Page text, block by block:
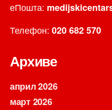
еПошта:
Телефон: 020 682 570
Архиве
април 2026
март 2026